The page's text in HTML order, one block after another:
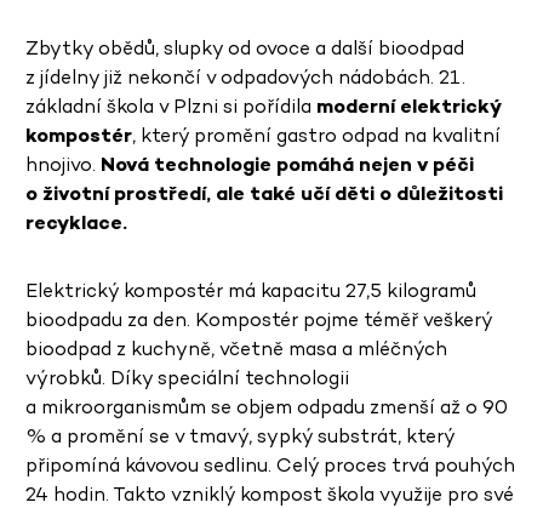
Zbytky obědů, slupky od ovoce a další bioodpad
z jídelny již nekončí v odpadových nádobách. 21.
základní škola v Plzni si pořídila moderní elektrický
kompostér, který promění gastro odpad na kvalitní
hnojivo. Nová technologie pomáhá nejen v péči
o životní prostředí, ale také učí děti o důležitosti
recyklace.
Elektrický kompostér má kapacitu 27,5 kilogramů
bioodpadu za den. Kompostér pojme téměř veškerý
bioodpad z kuchyně, včetně masa a mléčných
výrobků. Díky speciální technologii
a mikroorganismům se objem odpadu zmenší až o 90
% a promění se v tmavý, sypký substrát, který
připomíná kávovou sedlinu. Celý proces trvá pouhých
24 hodin. Takto vzniklý kompost škola využije pro své